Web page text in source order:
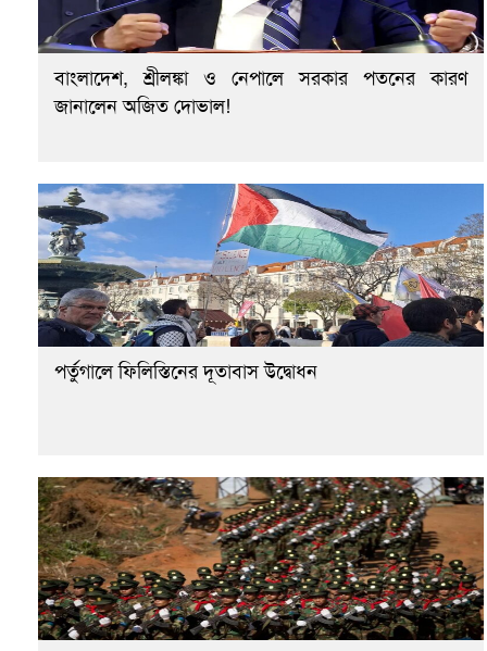
বাংলাদেশ, শ্রীলঙ্কা ও নেপালে সরকার পতনের কারণ
জানালেন অজিত দোভাল!
পর্তুগালে ফিলিস্তিনের দূতাবাস উদ্বোধন